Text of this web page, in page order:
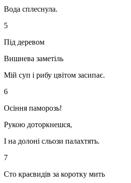
Вода сплеснула.
5
Під деревом
Вишнева заметіль
Мій суп і рибу цвітом засипає.
6
Осіння паморозь!
Рукою доторкнешся,
І на долоні сльози палахтять.
7
Сто краєвидів за коротку мить